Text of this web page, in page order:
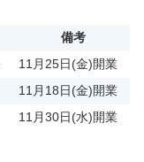
備考
11月25日(金)開業
11月18日(金)開業
11月30日(水)開業